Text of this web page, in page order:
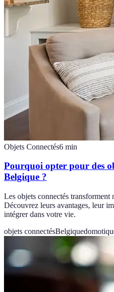
Objets Connectés6 min
Pourquoi opter pour des
Belgique ?
Les objets connectés
Découvrez leurs avantages, leur
intégrer dans votre vie.
objets connectésBelgique